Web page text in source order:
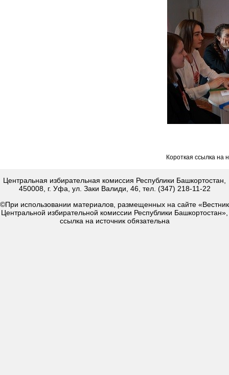
Короткая ссылка на
Центральная избирательная комиссия Республики Башкортостан,
450008, г. Уфа, ул. Заки Валиди, 46, тел. (347) 218-11-22
©При использовании материалов, размещенных на сайте «Вестник
Центральной избирательной комиссии Республики Башкортостан»,
ссылка на источник обязательна